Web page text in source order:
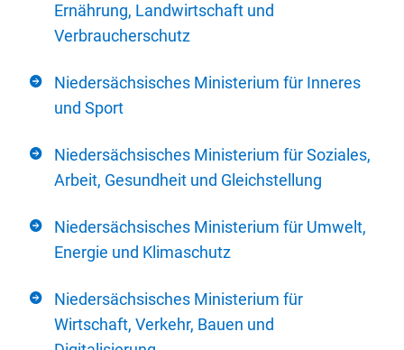
Ernährung, Landwirtschaft und
Verbraucherschutz
Niedersächsisches Ministerium für Inneres
und Sport
Niedersächsisches Ministerium für Soziales,
Arbeit, Gesundheit und Gleichstellung
Niedersächsisches Ministerium für Umwelt,
Energie und Klimaschutz
Niedersächsisches Ministerium für
Wirtschaft, Verkehr, Bauen und